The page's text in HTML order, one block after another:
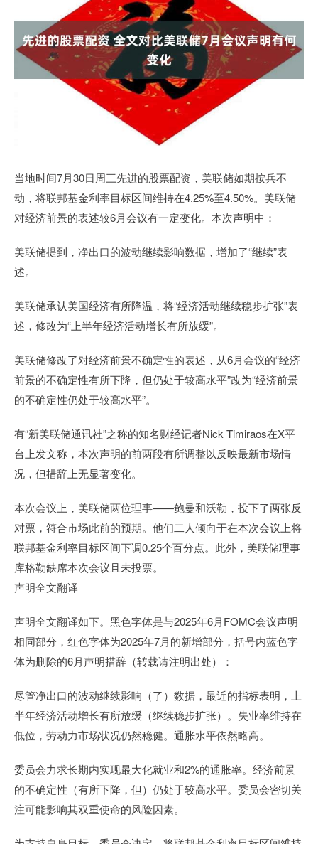
当地时间7月30日周三先进的股票配资，美联储如期按兵不
动，将联邦基金利率目标区间维持在4.25%至4.50%。美联储
对经济前景的表述较6月会议有一定变化。本次声明中：
美联储提到，净出口的波动继续影响数据，增加了“继续”表
述。
美联储承认美国经济有所降温，将“经济活动继续稳步扩张”表
述，修改为“上半年经济活动增长有所放缓”。
美联储修改了对经济前景不确定性的表述，从6月会议的“经济
前景的不确定性有所下降，但仍处于较高水平”改为“经济前景
的不确定性仍处于较高水平”。
有“新美联储通讯社”之称的知名财经记者Nick Timiraos在X平
台上发文称，本次声明的前两段有所调整以反映最新市场情
况，但措辞上无显著变化。
本次会议上，美联储两位理事——鲍曼和沃勒，投下了两张反
对票，符合市场此前的预期。他们二人倾向于在本次会议上将
联邦基金利率目标区间下调0.25个百分点。此外，美联储理事
库格勒缺席本次会议且未投票。
声明全文翻译
声明全文翻译如下。黑色字体是与2025年6月FOMC会议声明
相同部分，红色字体为2025年7月的新增部分，括号内蓝色字
体为删除的6月声明措辞（转载请注明出处）：
尽管净出口的波动继续影响（了）数据，最近的指标表明，上
半年经济活动增长有所放缓（继续稳步扩张）。失业率维持在
低位，劳动力市场状况仍然稳健。通胀水平依然略高。
委员会力求长期内实现最大化就业和2%的通胀率。经济前景
的不确定性（有所下降，但）仍处于较高水平。委员会密切关
注可能影响其双重使命的风险因素。